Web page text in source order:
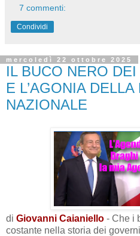
7 commenti:
Condividi
mercoledì 22 ottobre 2025
IL BUCO NERO
E L’AGONIA
NAZIONALE
di Giovanni Caianiello - Che i
costante nella storia dei